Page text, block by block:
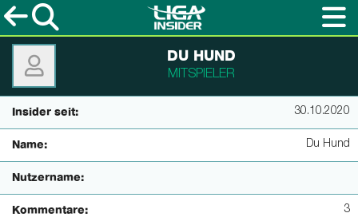
DU HUND
MITSPIELER
Insider seit: 30.10.2020
Name: Du Hund
Nutzername:
Kommentare: 3